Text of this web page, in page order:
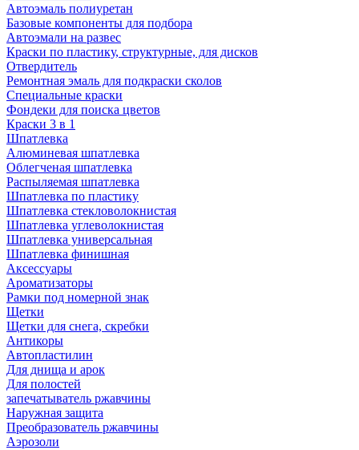
Автоэмаль полиуретан
Базовые компоненты для подбора
Автоэмали на развес
Краски по пластику, структурные, для дисков
Отвердитель
Ремонтная эмаль для подкраски сколов
Специальные краски
Фондеки для поиска цветов
Краски 3 в 1
Шпатлевка
Алюминевая шпатлевка
Облегченая шпатлевка
Распыляемая шпатлевка
Шпатлевка по пластику
Шпатлевка стекловолокнистая
Шпатлевка углеволокнистая
Шпатлевка универсальная
Шпатлевка финишная
Аксессуары
Ароматизаторы
Рамки под номерной знак
Щетки
Щетки для снега, скребки
Антикоры
Автопластилин
Для днища и арок
Для полостей
запечатыватель ржавчины
Наружная защита
Преобразователь ржавчины
Аэрозоли